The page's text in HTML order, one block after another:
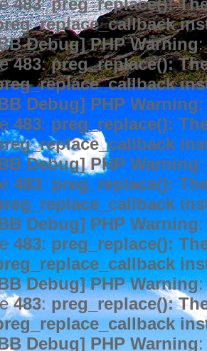
483:preg_replace():
Debug] PHP Warning:
483:preg_replace():
Debug] PHP Warning
483: preg_replace():
Debug] PHP Warning
483: preg_replace():
Debug] PHP Warning
483: preg_replace():
Debug] PHP Warning:
483: preg_replace():
Debug] PHP Warning